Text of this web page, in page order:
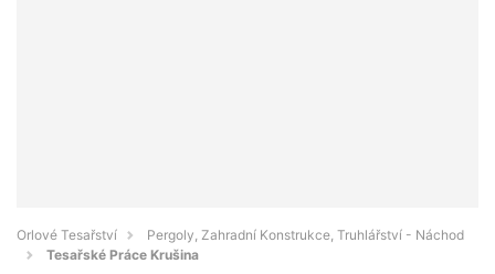
Orlové Tesařství
Pergoly, Zahradní Konstrukce, Truhlářství - Náchod
Tesařské Práce Krušina